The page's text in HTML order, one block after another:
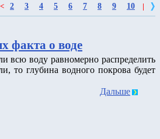
< 2 3 4 5 6 7 8 9 10
факта о воде
всю воду равномерно распределить
то глубина водного покрова будет
Дальше